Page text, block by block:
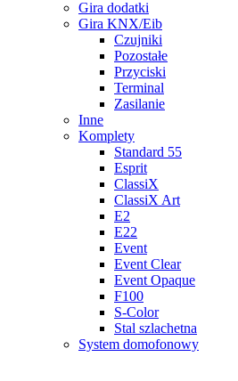
Gira dodatki
Gira KNX/Eib
Czujniki
Pozostałe
Przyciski
Terminal
Zasilanie
Inne
Komplety
Standard 55
Esprit
ClassiX
ClassiX Art
E2
E22
Event
Event Clear
Event Opaque
F100
S-Color
Stal szlachetna
System domofonowy